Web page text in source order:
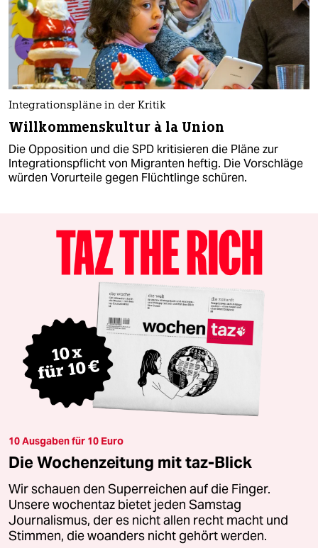
Integrationspläne in der Kritik
Willkommenskultur à la Union
Die Opposition und die SPD kritisieren die Pläne zur
Integrationspflicht von Migranten heftig. Die Vorschläge
würden Vorurteile gegen Flüchtlinge schüren.
10 Ausgaben für 10 Euro
Die Wochenzeitung mit taz-Blick
Wir schauen den Superreichen auf die Finger.
Unsere wochentaz bietet jeden Samstag
Journalismus, der es nicht allen recht macht und
Stimmen, die woanders nicht gehört werden.